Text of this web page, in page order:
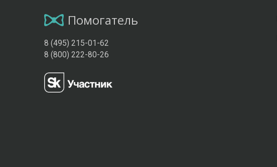
Помогатель
8 (495) 215-01-62
8 (800) 222-80-26